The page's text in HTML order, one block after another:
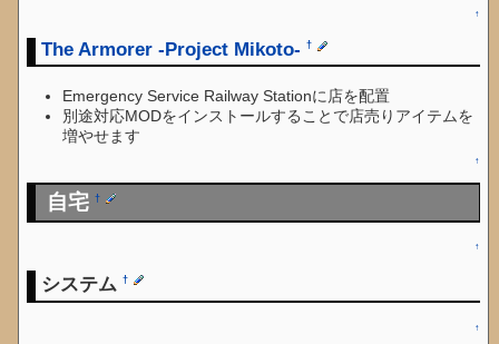
↑
The Armorer -Project Mikoto- †
Emergency Service Railway Stationに店を配置
別途対応MODをインストールすることで店売りアイテムを
増やせます
↑
自宅†
↑
システム†
↑